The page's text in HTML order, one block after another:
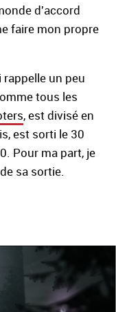
d'accord
faire mon propre
un peu
tous les
, est divisé en
est sorti le 30
Pour ma part, je
sa sortie.